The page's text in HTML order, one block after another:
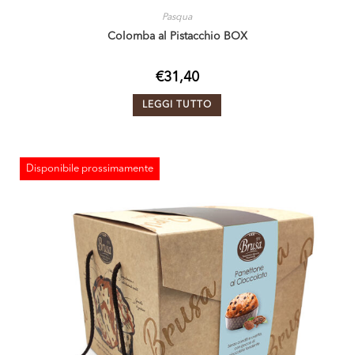
Pasqua
Colomba al Pistacchio BOX
€31,40
LEGGI TUTTO
Disponibile prossimamente
ESAURITO